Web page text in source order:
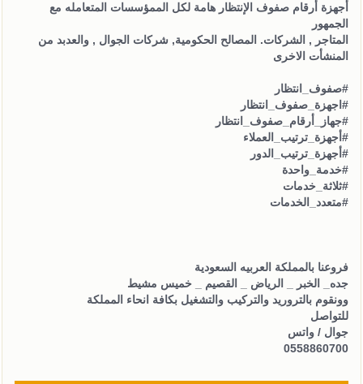
أجهزة أرقام صفوف الإنتظار هامة لكل الممؤسسات المتعامله مع
الجمهور
المتاجر , الشركات. المصالح الحكومية, شركات الجوال , والعدبد من
المنشأت الاخرى
#صفوف_انتظار
#اجهزة_صفوف_انتظار
#جهاز_أرقام_صفوف_انتظار
#أجهزة_ترتيب_العملاء
#أجهزة_ترتيب_الدور
#خدمة_واحدة
#ثلاثة_خدمات
#متعدد_الخدمات
فروعنا بالمملكة العربيه السعودية
جده_ الخبر _ الرياض _ القصيم _ خميس مشيط
وونقوم بالتروريد والتركيب والتشغيل بكافة انحاء المملكة
للتواصل
جوال / واتس
0558860700